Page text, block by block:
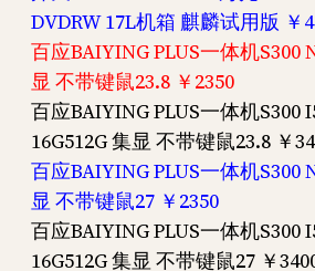
DVDRW 17L机箱 麒麟试用版 ￥
百应BAIYING PLUS一体机S300
显 不带键鼠23.8 ￥2350
百应BAIYING PLUS一体机S300
16G512G 集显 不带键鼠23.8 ￥
百应BAIYING PLUS一体机S300
显 不带键鼠27 ￥2350
百应BAIYING PLUS一体机S300
16G512G 集显 不带键鼠27 ￥